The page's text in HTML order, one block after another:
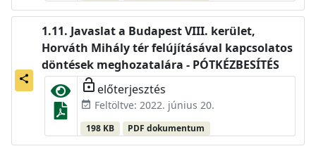
share
Javaslat a Budapest VIII. kerület,
Horváth Mihály tér felújításával kapcsolatos
döntések meghozatalára - PÓTKÉZBESÍTÉS
lock_open előterjesztés
event_available Feltöltve: 2022. június 20.
198 KB PDF dokumentum